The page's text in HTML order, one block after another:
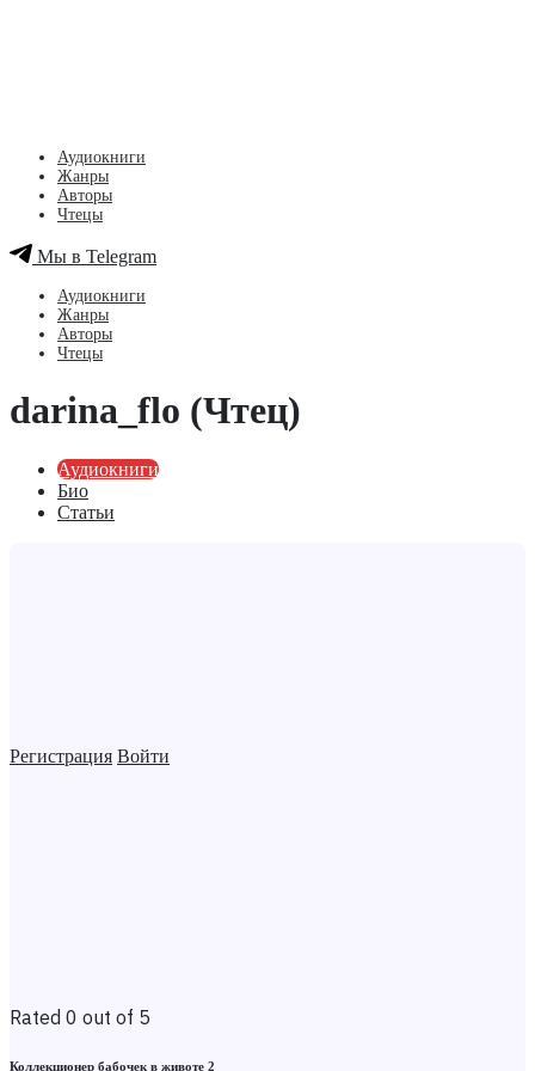
Регистрация Войти
Аудиокниги
Жанры
Авторы
Чтецы
Мы в Telegram
Аудиокниги
Жанры
Авторы
Чтецы
darina_flo (Чтец)
Аудиокниги
Био
Статьи
Rated 0 out of 5
Коллекционер бабочек в животе 2